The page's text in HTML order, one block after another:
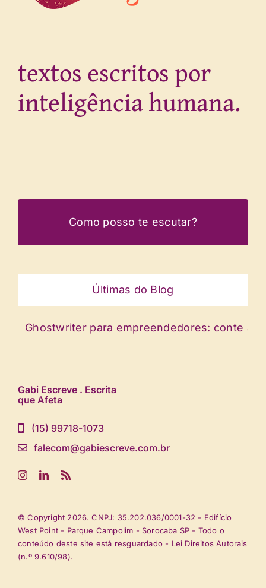
textos escritos por
inteligência humana.
Como posso te escutar?
Últimas do Blog
Ghostwriter para empreendedores: conte a
Gabi Escreve . Escrita
que Afeta
(15) 99718-1073
falecom@gabiescreve.com.br
© Copyright 2026. CNPJ: 35.202.036/0001-32 - Edifício
West Point - Parque Campolim - Sorocaba SP - Todo o
conteúdo deste site está resguardado - Lei Direitos Autorais
(n.º 9.610/98).